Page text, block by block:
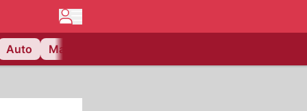
Auto Matchcenter